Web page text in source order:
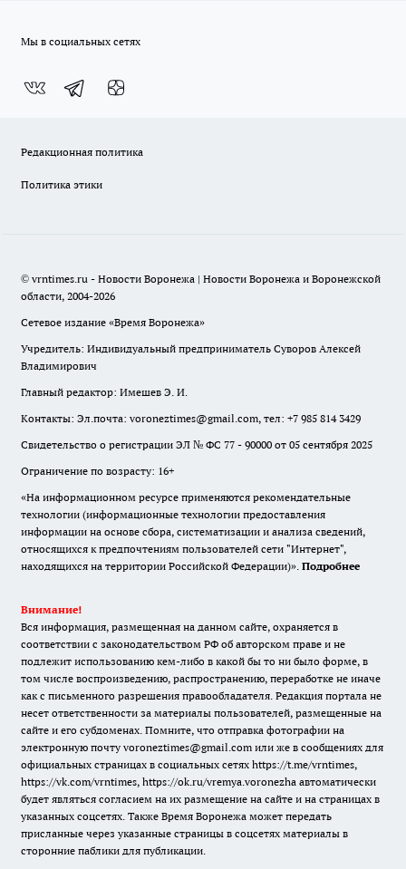
Мы в социальных сетях
Редакционная политика
Политика этики
© vrntimes.ru - Новости Воронежа | Новости Воронежа и Воронежской
области, 2004-2026
Сетевое издание «Время Воронежа»
Учредитель: Индивидуальный предприниматель Суворов Алексей
Владимирович
Главный редактор: Имешев Э. И.
Контакты: Эл.почта: voroneztimes@gmail.com, тел: +7 985 814 3429
Свидетельство о регистрации ЭЛ № ФС 77 - 90000 от 05 сентября 2025
Ограничение по возрасту: 16+
«На информационном ресурсе применяются рекомендательные
технологии (информационные технологии предоставления
информации на основе сбора, систематизации и анализа сведений,
относящихся к предпочтениям пользователей сети "Интернет",
находящихся на территории Российской Федерации)». Подробнее
Внимание!
Вся информация, размещенная на данном сайте, охраняется в
соответствии с законодательством РФ об авторском праве и не
подлежит использованию кем-либо в какой бы то ни было форме, в
том числе воспроизведению, распространению, переработке не иначе
как с письменного разрешения правообладателя. Редакция портала не
несет ответственности за материалы пользователей, размещенные на
сайте и его субдоменах. Помните, что отправка фотографии на
электронную почту voroneztimes@gmail.com или же в сообщениях для
официальных страницах в социальных сетях https://t.me/vrntimes,
https://vk.com/vrntimes, https://ok.ru/vremya.voronezha автоматически
будет являться согласием на их размещение на сайте и на страницах в
указанных соцсетях. Также Время Воронежа может передать
присланные через указанные страницы в соцсетях материалы в
сторонние паблики для публикации.